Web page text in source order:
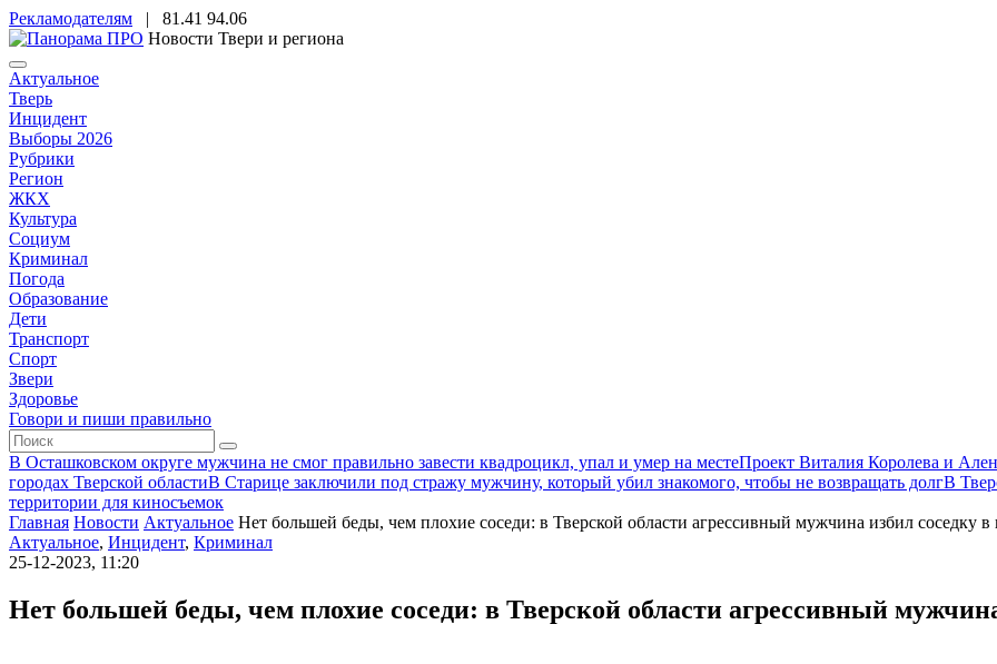
Рекламодателям | 81.41 94.06
Новости Твери и региона
Актуальное
Тверь
Инцидент
Выборы 2026
Рубрики
Регион
ЖКХ
Культура
Социум
Криминал
Погода
Образование
Дети
Транспорт
Спорт
Звери
Здоровье
Говори и пиши правильно
В Осташковском округе мужчина не смог правильно завести квадроцикл, упал и умер на местеПроект Виталия Королева и
городах Тверской областиВ Старице заключили под стражу мужчину, который убил знакомого, чтобы не возвращать долгВ
территории для киносъемок
Главная Новости Актуальное Нет большей беды, чем плохие соседи: в Тверской области агрессивный мужчина избил соседку в
Актуальное, Инцидент, Криминал
25-12-2023, 11:20
Нет большей беды, чем плохие соседи: в Тверской области агрессивный